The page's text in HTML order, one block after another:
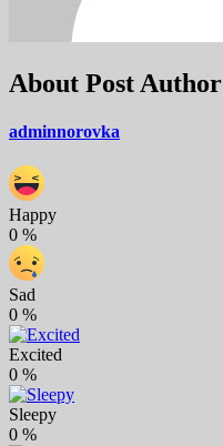
About Post Author
adminnorovka
Happy
0 %
Sad
0 %
Excited
0 %
Sleepy
0 %